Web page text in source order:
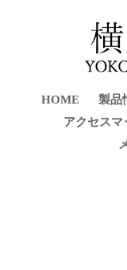
HOME 製品
アクセスマ